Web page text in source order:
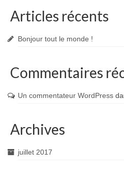
Articles récents
Bonjour tout le monde !
Commentaires
Un commentateur WordPress
Archives
juillet 2017